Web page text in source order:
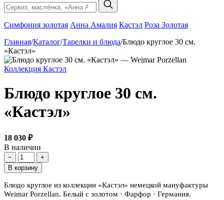
Симфония золотая Анна Амалия Кастэл Роза Золотая
Главная/Каталог/Тарелки и блюда/Блюдо круглое 30 см.
«Кастэл»
Коллекция Кастэл
Блюдо круглое 30 см.
«Кастэл»
18 030 ₽
В наличии
−
+
В корзину
Блюдо круглое из коллекции «Кастэл» немецкой мануфактуры
Weimar Porzellan. Белый с золотом · Фарфор · Германия.